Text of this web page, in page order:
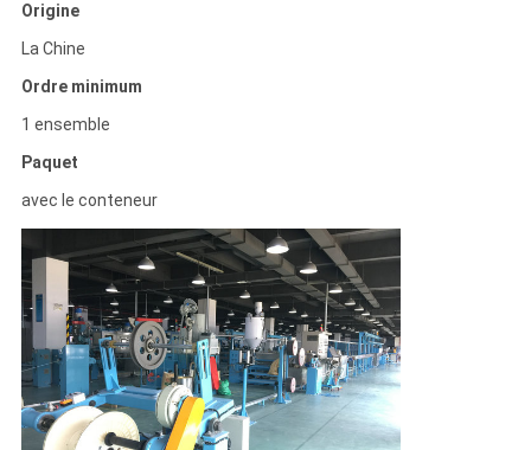
Origine
La Chine
Ordre minimum
1 ensemble
Paquet
avec le conteneur